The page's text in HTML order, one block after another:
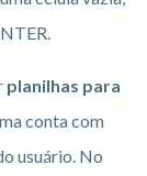
planilhas para
conta com
usuário. No